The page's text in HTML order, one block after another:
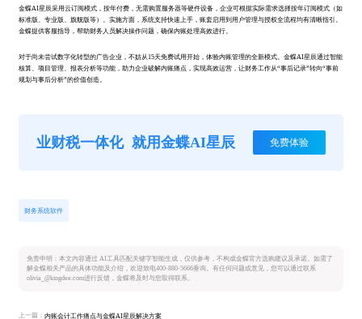
金蝶AI星辰采用云订阅模式，按年付费，无需购置服务器等硬件设备，企业可根据实际需求选择按年订阅模式（如
标准版、专业版、旗舰版等）。实施方面，系统支持快速上手，账套启用到用户管理与授权全流程均有清晰指引。
金蝶提供客服指导，帮助财务人员解决操作问题，确保内账处理高效进行。
对于尚未尝试数字化转型的广告企业，不妨从15天免费试用开始，体验内账管理的全新模式。金蝶AI星辰通过智能
核算、项目管理、报表分析等功能，助力企业破解内账痛点，实现高效运营，让财务工作从“事后记录”转向“事前
规划与事后分析”的价值创造。
业财税一体化 就用金蝶AI星辰 免费体验
财务系统软件
免责申明：本文内容通过 AI工具匹配关键字智能生成，仅供参考，不构成金蝶官方选购建议及承诺。如需了
解金蝶相关产品的具体功能及介绍，欢迎致电400-880-5666垂询。有任何问题或意见，您可以通过联系
olivia_@kingdee.com进行反馈，金蝶将及时与您取得联系。
上一篇：内账会计工作痛点与金蝶AI星辰解决方案